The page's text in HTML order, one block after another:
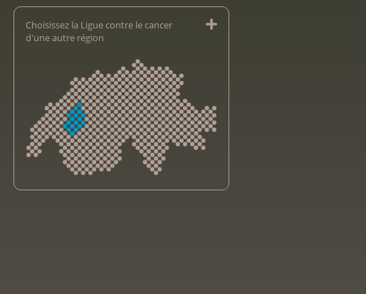
Choisissez la Ligue contre le cancer
d'une autre région